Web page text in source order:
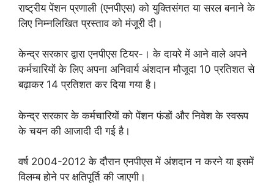
राष्‍ट्रीय पेंशन प्रणाली (एनपीएस) को युक्तिसंगत या सरल बनाने के
लिए निम्‍नलिखित प्रस्‍ताव को मंजूरी दी।
केन्‍द्र सरकार द्वारा एनपीएस टियर-। के दायरे में आने वाले अपने
कर्मचारियों के लिए अपना अनिवार्य अंशदान मौजूदा 10 प्रतिशत से
बढ़ाकर 14 प्रतिशत कर दिया गया है।
केन्‍द्र सरकार के कर्मचारियों को पेंशन फंडों और निवेश के स्‍वरूप
के चयन की आजादी दी गई है।
वर्ष 2004-2012 के दौरान एनपीएस में अंशदान न करने या इसमें
विलम्‍ब होने पर क्षतिपूर्ति की जाएगी।